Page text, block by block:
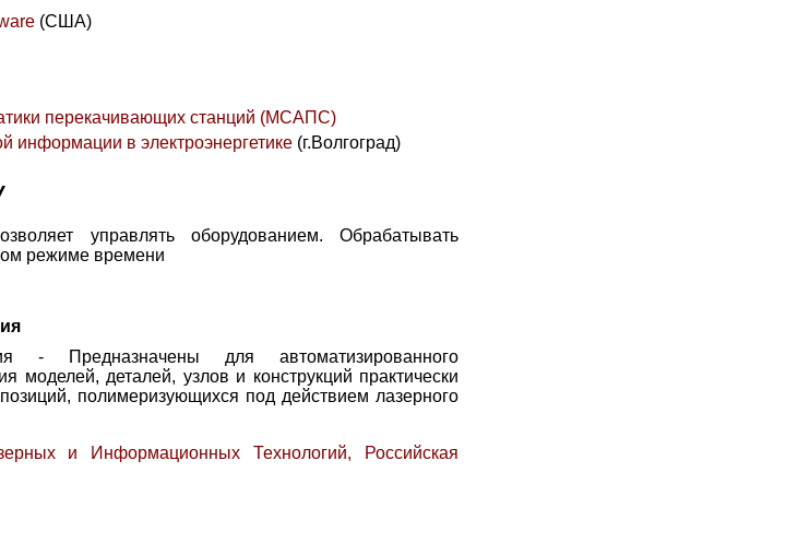
(США)
перекачивающих станций (МСАПС)
информации в электроэнергетике (г.Волгоград)
управлять оборудованием. Обрабатывать
режиме времени
- Предназначены для автоматизированного
моделей, деталей, узлов и конструкций практически
полимеризующихся под действием лазерного
и Информационных Технологий, Российская